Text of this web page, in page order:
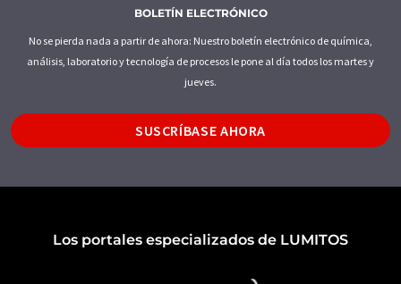
BOLETÍN ELECTRÓNICO
No se pierda nada a partir de ahora: Nuestro boletín electrónico de química,
análisis, laboratorio y tecnología de procesos le pone al día todos los martes y
jueves.
SUSCRÍBASE AHORA
Los portales especializados de LUMITOS